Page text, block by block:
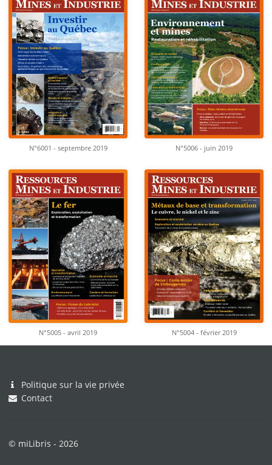
N°6001 - septembre 2019 N°5006 - juin 2019
N°5005 - avril 2019 N°5004 - février 2019
Politique sur la vie privée
Contact
© miLibris - 2026